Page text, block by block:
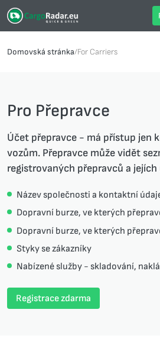
Domovská stránka/For Carriers
Pro Přepravce
Účet přepravce - má přístup jen
vozům. Přepravce může vidět
registrovaných přepravců a
Název společnosti a kontaktní
Dopravní burze, ve kterých
Dopravní burze, ve kterých
Styky se zákazníky
Nabízené služby - skladování,
Registrace zdarma